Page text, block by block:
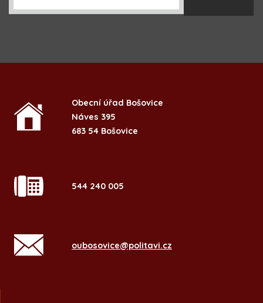
Obecní úřad Bošovice
Náves 395
683 54 Bošovice
544 240 005
oubosovice@politavi.cz